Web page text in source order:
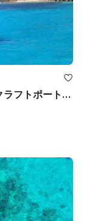
マルタのハインシーレムでのウェルクラフトポートフィノ44でのプライベートヨットチャーター